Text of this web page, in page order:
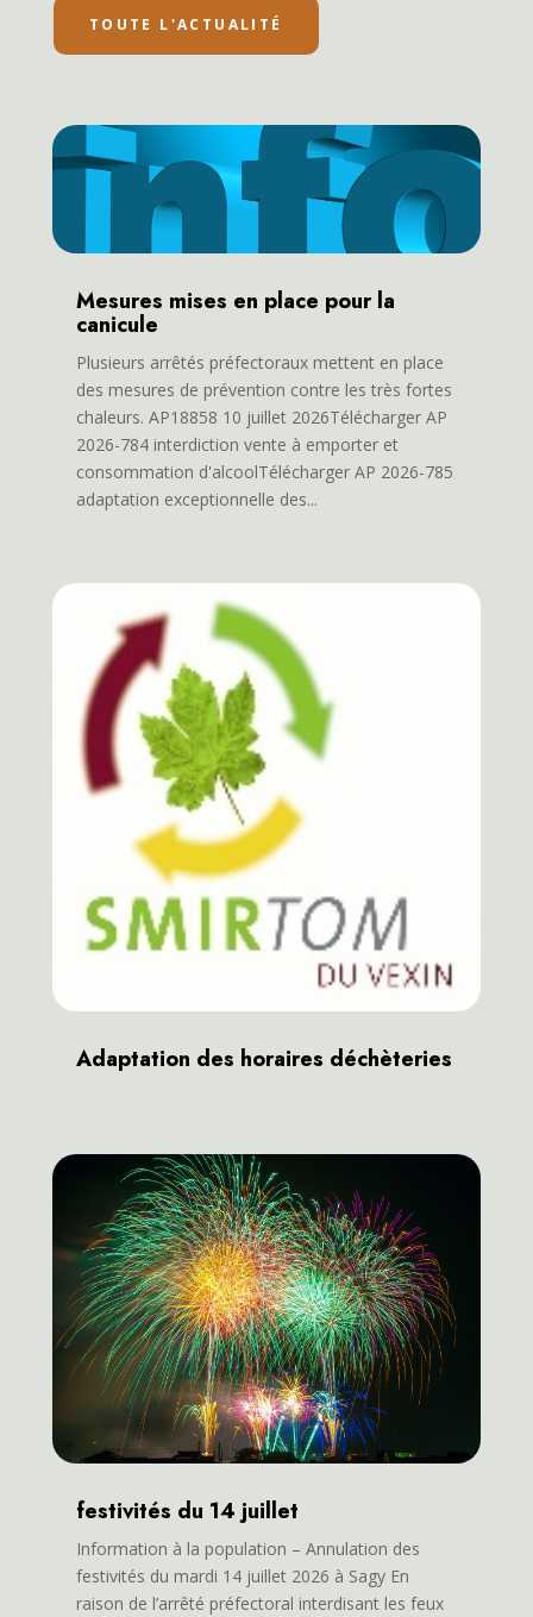
TOUTE L'ACTUALITÉ
Mesures mises en place pour la
canicule
Plusieurs arrêtés préfectoraux mettent en place
des mesures de prévention contre les très fortes
chaleurs. AP18858 10 juillet 2026Télécharger AP
2026-784 interdiction vente à emporter et
consommation d'alcoolTélécharger AP 2026-785
adaptation exceptionnelle des...
Adaptation des horaires déchèteries
festivités du 14 juillet
Information à la population – Annulation des
festivités du mardi 14 juillet 2026 à Sagy En
raison de l’arrêté préfectoral interdisant les feux